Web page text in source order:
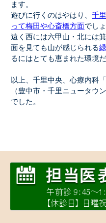
ます。
遊びに行くのはやはり、千
って梅田や心斎橋方面でし
遠く西には六甲山・北には
面を見ても山が感じられる
るにはとても恵まれた環境
以上、千里中央、心療内科
（豊中市・千里ニュータウ
でした。